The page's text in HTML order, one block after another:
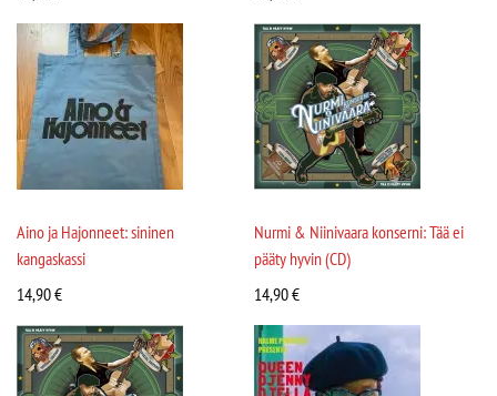
Aino ja Hajonneet: sininen
kangaskassi
14,90€
Nurmi & Niinivaara konserni: Tää ei
pääty hyvin (CD)
14,90€